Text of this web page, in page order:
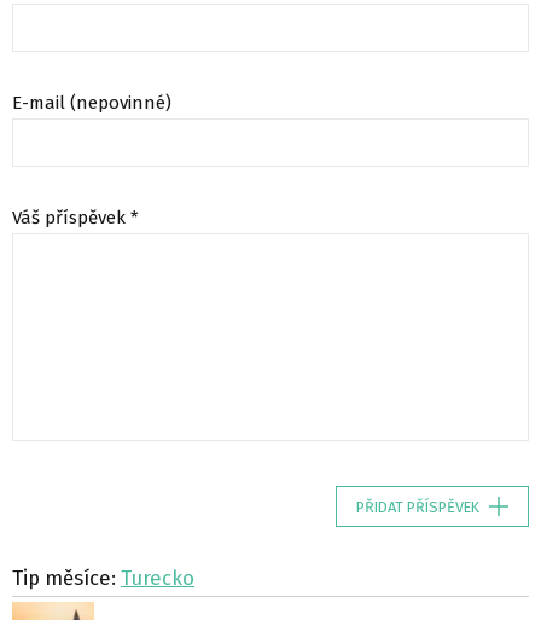
E-mail (nepovinné)
Váš příspěvek *
PŘIDAT PŘÍSPĚVEK
Tip měsíce: Turecko